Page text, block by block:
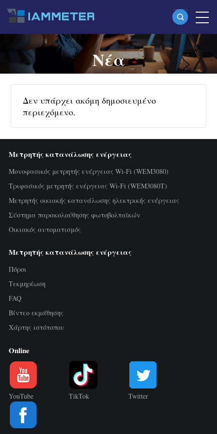
Προϊόντα
Μονοφασικός μετρητής ενέργειας Wi-Fi
Split-phase μετρητής ενέργειας Wi-Fi
(WEM2067)
Τριφασικός μετρητής ενέργειας Wi-Fi
(WEM3046T)
Τριφασικός μετρητής ενέργειας Wi-Fi
Ελεγκτής ισχύος WiFi
Φορτιστής EV
Προσομοιωτής IAMMETER
Σύστημα ενεργειακής πρόβλεψης και
προσομοίωσης
Νέα
Δεν υπάρχει ακόμη δημοσιευμένο
περιεχόμενο.
Μετρητής κατανάλωσης ενέργειας
Μονοφασικός μετρητής ενέργειας Wi-Fi (WEM3080)
Τριφασικός μετρητής ενέργειας Wi-Fi (WEM3080T)
Μετρητής οικιακής κατανάλωσης ηλεκτρικής ενέργειας
Σύστημα παρακολούθησης φωτοβολταϊκών
Οικιακός αυτοματισμός
Μετρητής κατανάλωσης ενέργειας
Πόροι
Τεκμηρίωση
FAQ
Βίντεο εκμάθησης
Χάρτης ιστότοπου
Online
YouTube TikTok Twitter